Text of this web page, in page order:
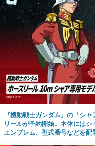
『機動戦士ガンダム』の「シ
リールが予約開始。本体には
エンブレム、型式番号などを配